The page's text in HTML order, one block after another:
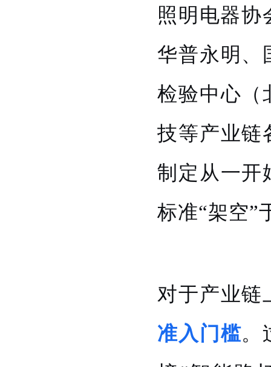
照明电器协
华普永明、
检验中心（
技等产业链
制定从一开
标准“架空”
对于产业链
准入门槛。